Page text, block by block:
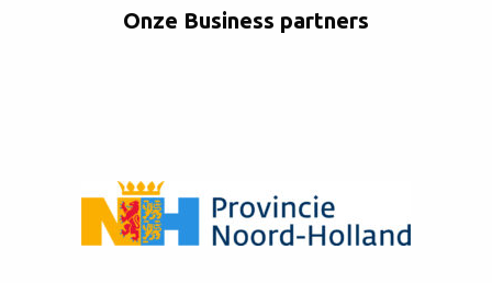
Onze Business partners